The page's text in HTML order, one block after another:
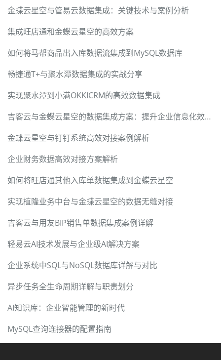
金蝶云星空与管易云数据集成：关键技术与案例分析
集成旺店通和金蝶云星空的高效方案
如何将马帮商品出入库数据流集成到MySQL数据库
畅捷通T+与聚水潭数据集成的实战分享
实现聚水潭到小满OKKICRM的高效数据集成
吉客云与金蝶云星空的数据集成方案：提升企业信息化效率的JY-BDS其他出库单实施案例
金蝶云星空与钉钉系统高效对接案例解析
企业财务数据高效对接方案解析
如何将旺店通其他入库单数据集成到金蝶云星空
实现植隆业务中台与金蝶云星空的数据无缝对接
吉客云与用友BIP销售单数据集成案例详解
轻易云AI技术发展与企业级AI解决方案
企业系统中SQL与NoSQL数据库详解与对比
异步任务全生命周期详解与职责划分
AI知识库：企业智能管理的新时代
MySQL查询连接器的配置指南